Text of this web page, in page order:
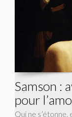
Samson :
pour
Qui ne s’étonne,